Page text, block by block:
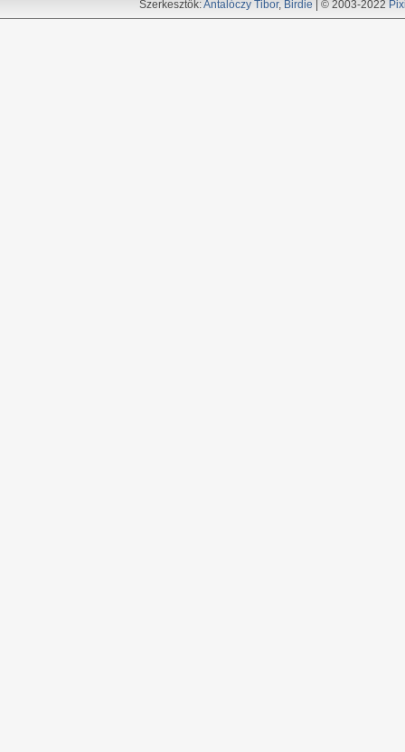
Szerkesztők:Antalóczy Tibor, Birdie | © 2003-2022